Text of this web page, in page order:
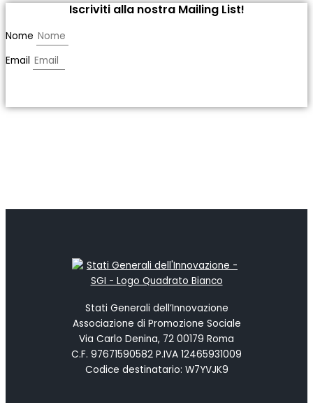
Iscriviti alla nostra Mailing List!
Nome
Email
Stati Generali dell’Innovazione
Associazione di Promozione Sociale
Via Carlo Denina, 72 00179 Roma
C.F. 97671590582 P.IVA 12465931009
Codice destinatario: W7YVJK9